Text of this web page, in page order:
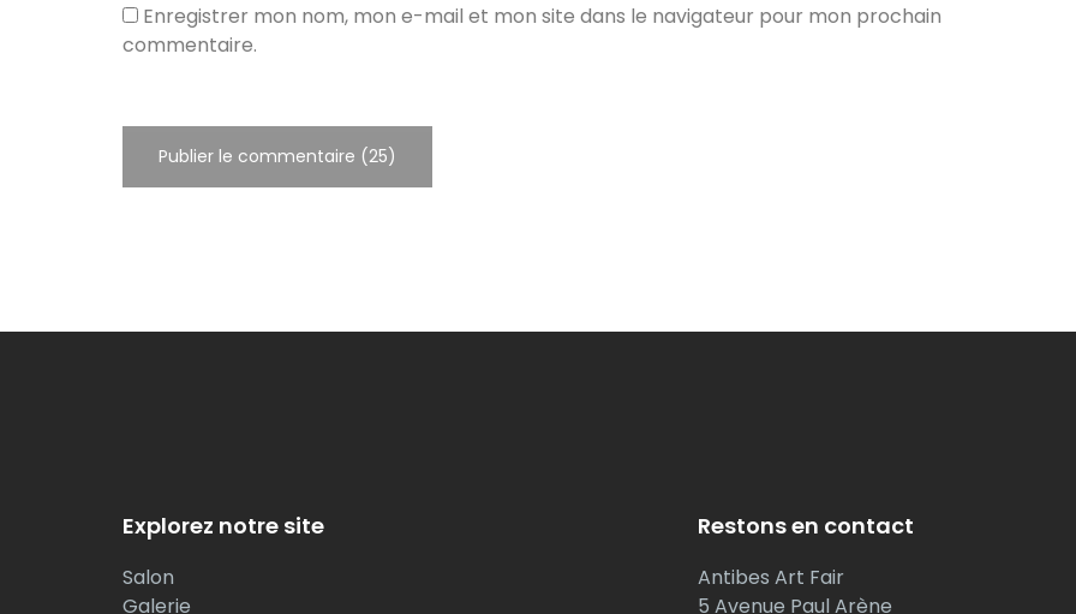
Enregistrer mon nom, mon e-mail et mon site dans le navigateur pour mon prochain
commentaire.
Explorez notre site
Salon
Galerie
Restons en contact
Antibes Art Fair
5 Avenue Paul Arène